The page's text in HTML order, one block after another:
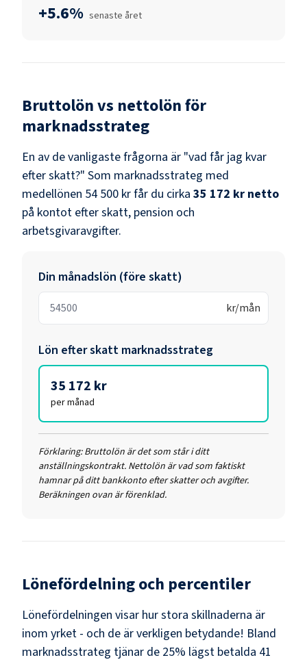
+5.6% senaste året
Bruttolön vs nettolön för
marknadsstrateg
En av de vanligaste frågorna är "vad får jag kvar
efter skatt?" Som marknadsstrateg med
medellönen 54 500 krfår du cirka 35 172 kr netto
på kontot efter skatt, pension och
arbetsgivaravgifter.
Din månadslön (före skatt)
kr/mån
Lön efter skatt marknadsstrateg
35 172 kr
per månad
Förklaring: Bruttolön är det som står i ditt
anställningskontrakt. Nettolön är vad som faktiskt
hamnar på ditt bankkonto efter skatter och avgifter.
Beräkningen ovan är förenklad.
Lönefördelning och percentiler
Lönefördelningen visar hur stora skillnaderna är
inom yrket - och de är verkligen betydande! Bland
marknadsstrateg tjänar de 25% lägst betalda 41